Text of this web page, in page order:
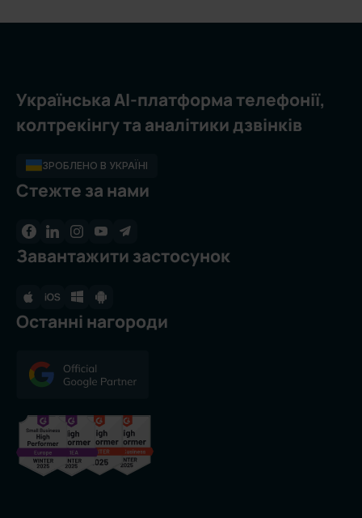
Українська AI-платформа телефонії,
колтрекінгу та аналітики дзвінків
ЗРОБЛЕНО В УКРАЇНІ
Стежте за нами
Завантажити застосунок
Останні нагороди